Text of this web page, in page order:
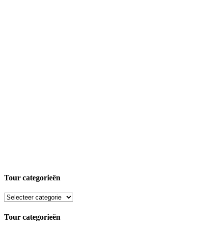
Tour categorieën
Tour categorieën